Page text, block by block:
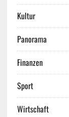
Kultur
Panorama
Finanzen
Sport
Wirtschaft